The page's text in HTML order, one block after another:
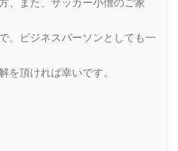
、また、サッカー小僧のご家
、ビジネスパーソンとしても一
を頂ければ幸いです。